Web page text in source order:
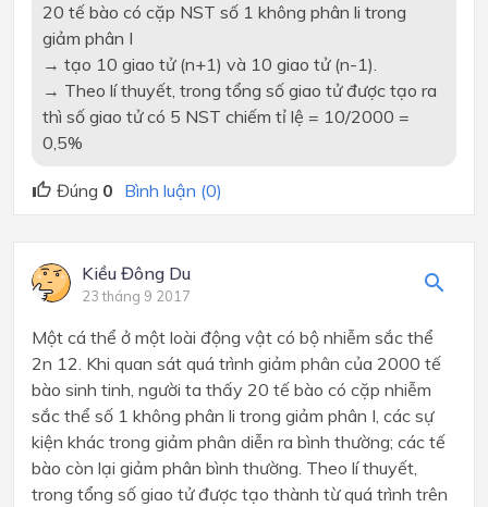
20 tế bào có cặp NST số 1 không phân li trong
giảm phân I
→ tạo 10 giao tử (n+1) và 10 giao tử (n-1).
→ Theo lí thuyết, trong tổng số giao tử được tạo ra
thì số giao tử có 5 NST chiếm tỉ lệ = 10/2000 =
0,5%
Đúng 0 Bình luận (0)
Kiều Đông Du
23 tháng 9 2017
Một cá thể ở một loài động vật có bộ nhiễm sắc thể
2n 12. Khi quan sát quá trình giảm phân của 2000 tế
bào sinh tinh, người ta thấy 20 tế bào có cặp nhiễm
sắc thể số 1 không phân li trong giảm phân I, các sự
kiện khác trong giảm phân diễn ra bình thường; các tế
bào còn lại giảm phân bình thường. Theo lí thuyết,
trong tổng số giao tử được tạo thành từ quá trình trên